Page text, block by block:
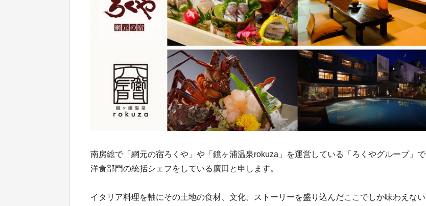
南房総で「網元の宿ろくや」や「鏡ヶ浦温泉rokuza」を運営している「ろくやグループ」で
洋食部門の統括シェフをしている廣田と申します。
イタリア料理を軸にその土地の食材、文化、ストーリーを盛り込んだここでしか味わえない